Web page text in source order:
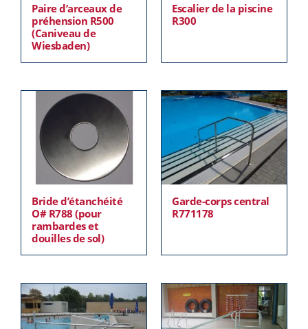
Paire d’arceaux de
préhension R500
(Caniveau de
Wiesbaden)
Escalier de la piscine
R300
Bride d’étanchéité
O# R788 (pour
rambardes et
douilles de sol)
Garde-corps central
R771178